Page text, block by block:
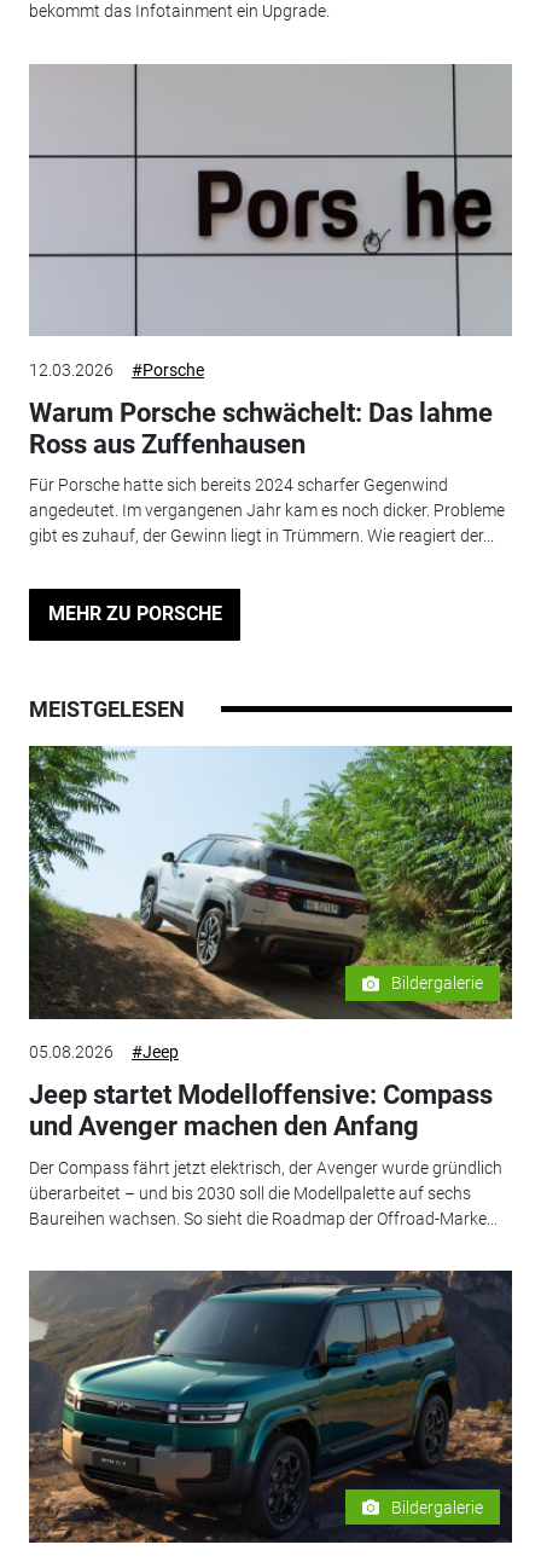
bekommt das Infotainment ein Upgrade.
12.03.2026 #Porsche
Warum Porsche schwächelt: Das lahme
Ross aus Zuffenhausen
Für Porsche hatte sich bereits 2024 scharfer Gegenwind
angedeutet. Im vergangenen Jahr kam es noch dicker. Probleme
gibt es zuhauf, der Gewinn liegt in Trümmern. Wie reagiert der...
MEHR ZU PORSCHE
MEISTGELESEN
Bildergalerie
05.08.2026 #Jeep
Jeep startet Modelloffensive: Compass
und Avenger machen den Anfang
Der Compass fährt jetzt elektrisch, der Avenger wurde gründlich
überarbeitet – und bis 2030 soll die Modellpalette auf sechs
Baureihen wachsen. So sieht die Roadmap der Offroad-Marke...
Bildergalerie